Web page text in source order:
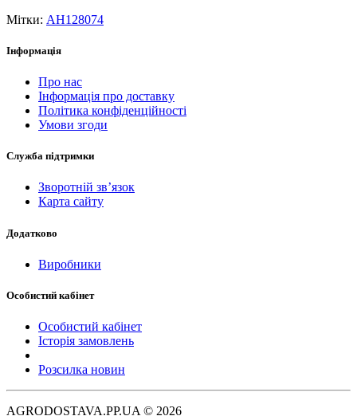
Мітки: AH128074
Інформація
Про нас
Інформація про доставку
Політика конфіденційності
Умови згоди
Служба підтримки
Зворотній зв’язок
Карта сайту
Додатково
Виробники
Особистий кабінет
Особистий кабінет
Історія замовлень
Розсилка новин
AGRODOSTAVA.PP.UA © 2026